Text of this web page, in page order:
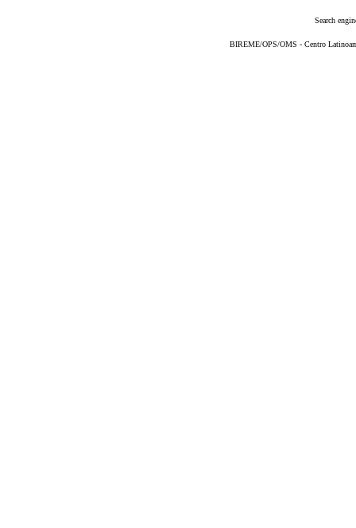
Search
BIREME/OPS/OMS - Centro